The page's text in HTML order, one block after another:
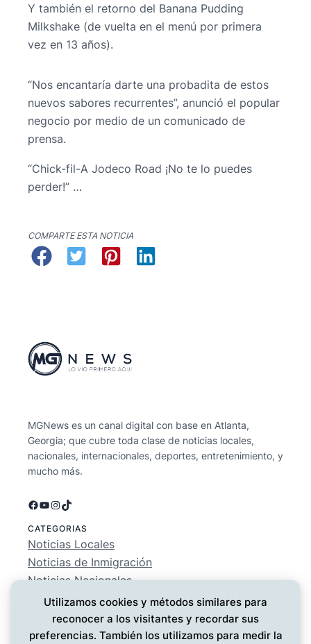
Y también el retorno del Banana Pudding
Milkshake (de vuelta en el menú por primera
vez en 13 años).
“Nos encantaría darte una probadita de estos
nuevos sabores recurrentes”, anunció el popular
negocio por medio de un comunicado de
prensa.
“Chick-fil-A Jodeco Road ¡No te lo puedes
perder!” …
COMPARTE ESTA NOTICIA
MGNews es un canal digital con base en Atlanta,
Georgia; que cubre toda clase de noticias locales,
nacionales, internacionales, deportes, entretenimiento, y
mucho más.
Facebook
YouTube
Instagram
TikTok
CATEGORIAS
Noticias Locales
Noticias de Inmigración
Noticias Nacionales
Deportes
Entretenimiento
EMPRESA
Utilizamos cookies y métodos similares para
reconocer a los visitantes y recordar sus
preferencias. También los utilizamos para medir la